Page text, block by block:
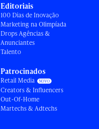
Editoriais
100 Dias de Inovação
Marketing na Olimpíada
Drops Agências &
Anunciantes
Talento
Patrocinados
Retail Media
Creators & Influencers
Out-Of-Home
Martechs & Adtechs